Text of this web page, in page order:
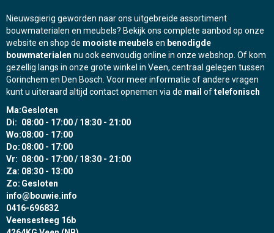
Nieuwsgierig geworden naar ons uitgebreide assortiment
bouwmaterialen en meubels? Bekijk ons complete aanbod op onze
website en shop de mooiste meubels en benodigde
bouwmaterialen nu ook eenvoudig online in onze webshop. Of kom
gezellig langs in onze grote winkel in Veen, centraal gelegen tussen
Gorinchem en Den Bosch. Voor meer informatie of andere vragen
kunt u uiteraard altijd contact opnemen via de mail oftelefonisch
Ma:Gesloten
Di: 08:00 - 17:00 / 18:30 - 21:00
Wo:08:00 - 17:00
Do: 08:00 - 17:00
Vr: 08:00 - 17:00 / 18:30 - 21:00
Za: 08:30 - 13:00
Zo: Gesloten
info@bouwie.info
0416-696832
Veensesteeg 16b